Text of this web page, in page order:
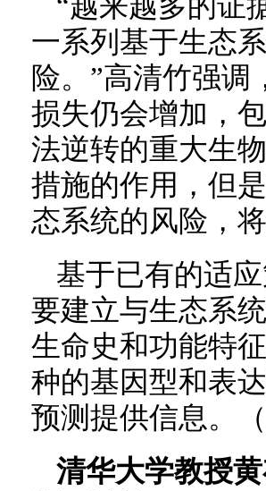
“越来越多的证
一系列基于生态
险。”高清竹强
损失仍会增加，
法逆转的重大生
措施的作用，但
态系统的风险，
基于已有的适
要建立与生态系
生命史和功能特
种的基因型和表
预测提供信息。（
清华大学教授